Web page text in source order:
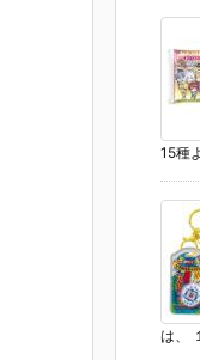
15種
は、